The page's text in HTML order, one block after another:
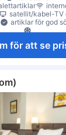
satellit/kabel-TV
artiklar för god
heltäckningsmatta
för att se